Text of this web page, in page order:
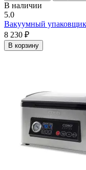
В наличии
5.0
Вакуумный
8 230 ₽
В корзину